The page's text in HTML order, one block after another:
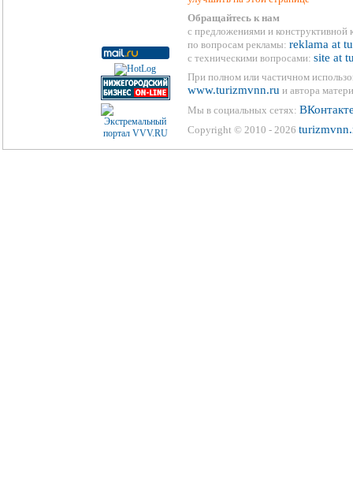
Обращайтесь к нам
с предложениями и конструктивной
по вопросам рекламы: reklama at
с техническими вопросами: site at
При полном или частичном
www.turizmvnn.ru и автора
Мы в социальных сетях:
Copyright © 2010 - 2026